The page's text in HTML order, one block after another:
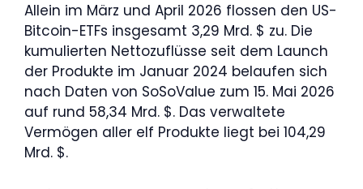
Allein im März und April 2026 flossen den US-
Bitcoin-ETFs insgesamt 3,29 Mrd. $ zu. Die
kumulierten Nettozuflüsse seit dem Launch
der Produkte im Januar 2024 belaufen sich
nach Daten von SoSoValue zum 15. Mai 2026
auf rund 58,34 Mrd. $. Das verwaltete
Vermögen aller elf Produkte liegt bei 104,29
Mrd. $.